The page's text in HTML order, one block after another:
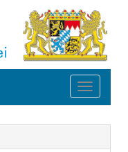
Toggle